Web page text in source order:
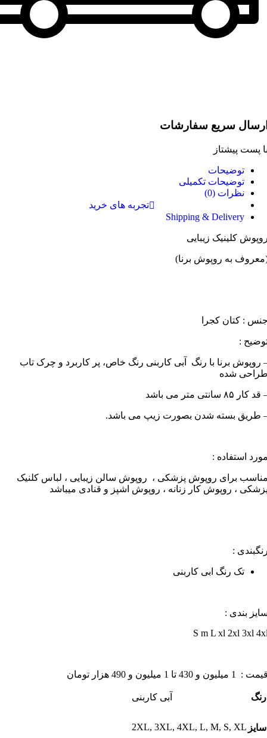
سریع سفارشات
پست پیشتاز
توضیحات
توضیحات تکمیلی
نظرات (0)
تجربه های خرید
Shipping & Delivery
کلینیک زیبایی
به روپوش برنا)
: کتان کجرا
:
روپوش برنا با رنگ آبی کاربنی رنگ خاص، پر کاربرد و چرک تاب
شده
کار ۸۵ سانتی متر می باشد
طریق بسته شدن بصورت زیپ می باشد.
استفاده :
برای روپوش پزشکی ، روپوش سالن زیبایی ، لباس کلنیک
، روپوش کار زنانه ، روپوش اشپز و قنادی میباشد
:
تک رنگ ابی کاربنی
بندی :
S m L xl 2xl 3xl
: 1 میلیون و 430 تا 1 میلیون و 490 هزار تومان
رنگ آبی کاربنی
سایز 2XL, 3XL, 4XL, L, M, S, XL